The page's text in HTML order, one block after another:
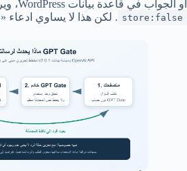
أو الجواب في قاعدة بيانات WordPress، ويرسل طلب التوليد مع
store:false . لكن هذا لا يساوي